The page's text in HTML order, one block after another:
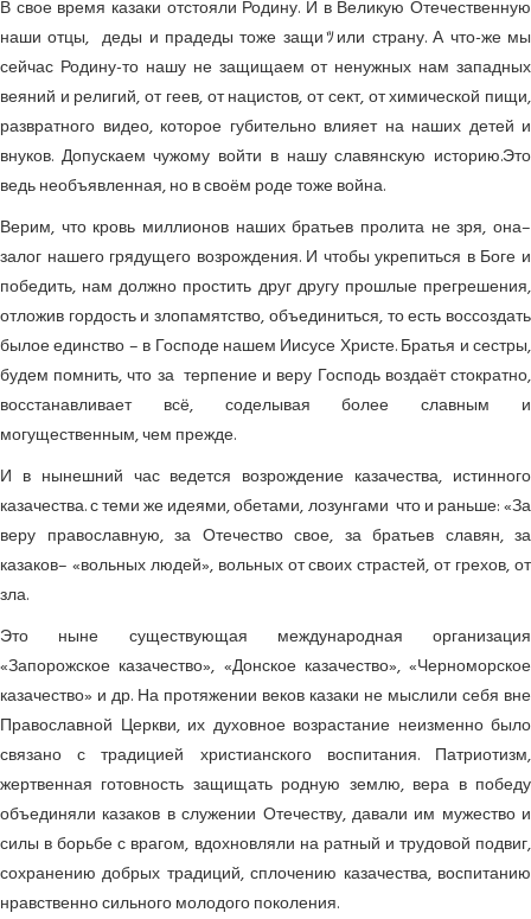
В свое время казаки отстояли Родину. И в Великую Отечественную
наши отцы, деды и прадеды тоже защиﾂили страну. А что-же мы
сейчас Родину-то нашу не защищаем от ненужных нам западных
веяний и религий, от геев, от нацистов, от сект, от химической пищи,
развратного видео, которое губительно влияет на наших детей и
внуков. Допускаем чужому войти в нашу славянскую историю.Это
ведь необъявленная, но в своём роде тоже война.
Верим, что кровь миллионов наших братьев пролита не зря, она–
залог нашего грядущего возрождения. И чтобы укрепиться в Боге и
победить, нам должно простить друг другу прошлые прегрешения,
отложив гордость и злопамятство, объединиться, то есть воссоздать
былое единство – в Господе нашем Иисусе Христе. Братья и сестры,
будем помнить, что за терпение и веру Господь воздаёт стократно,
восстанавливает всё, соделывая более славным и
могущественным, чем прежде.
И в нынешний час ведется возрождение казачества, истинного
казачества. с теми же идеями, обетами, лозунгами что и раньше: «За
веру православную, за Отечество свое, за братьев славян, за
казаков– «вольных людей», вольных от своих страстей, от грехов, от
зла.
Это ныне существующая международная организация
«Запорожское казачество», «Донское казачество», «Черноморское
казачество» и др. На протяжении веков казаки не мыслили себя вне
Православной Церкви, их духовное возрастание неизменно было
связано с традицией христианского воспитания. Патриотизм,
жертвенная готовность защищать родную землю, вера в победу
объединяли казаков в служении Отечеству, давали им мужество и
силы в борьбе с врагом, вдохновляли на ратный и трудовой подвиг,
сохранению добрых традиций, сплочению казачества, воспитанию
нравственно сильного молодого поколения.